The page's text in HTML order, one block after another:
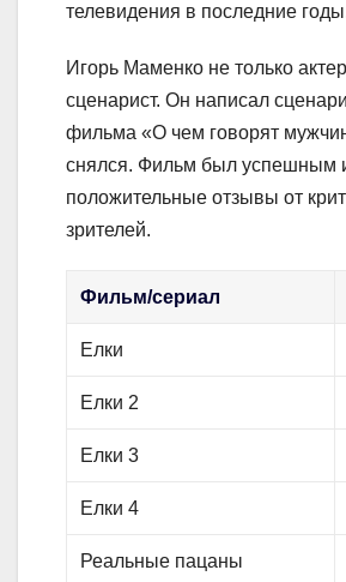
телевидения в последние
Игорь Маменко не только
сценарист. Он написал
фильма «О чем говорят
снялся. Фильм был успешным
положительные отзывы от
зрителей.
Фильм/сериал
Елки
Елки 2
Елки 3
Елки 4
Реальные пацаны